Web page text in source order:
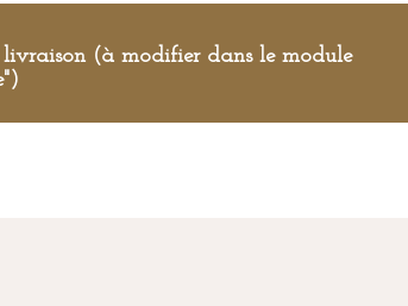
livraison (à modifier dans le module